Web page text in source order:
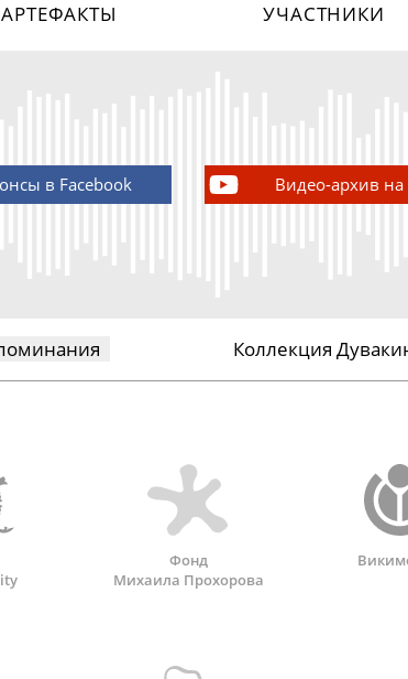
АРТЕФАКТЫ УЧАСТНИКИ
в Facebook Видео-архив на
Коллекция
Фонд
Михаила Прохорова